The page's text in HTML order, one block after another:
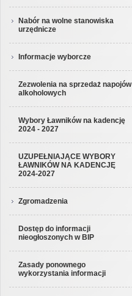
Nabór na wolne stanowiska
urzędnicze
Informacje wyborcze
Zezwolenia na sprzedaż napojów
alkoholowych
Wybory Ławników na kadencję
2024 - 2027
UZUPEŁNIAJĄCE WYBORY
ŁAWNIKÓW NA KADENCJĘ
2024-2027
Zgromadzenia
Dostęp do informacji
nieogłoszonych w BIP
Zasady ponownego
wykorzystania informacji